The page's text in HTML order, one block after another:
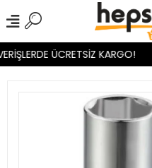
ÜCRETSİZ KARGO!